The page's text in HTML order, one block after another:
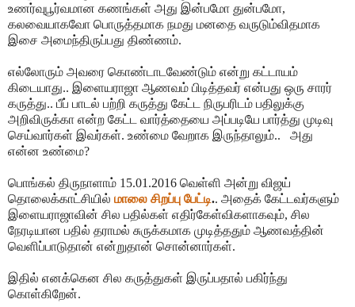
உணர்வுபூர்வமான கணங்கள் அது இன்பமோ துன்பமோ,
கலவையாகவோ பொருத்தமாக நமது மனதை வருடும்விதமாக
இசை அமைந்திருப்பது திண்ணம்.
எல்லோரும் அவரை கொண்டாடவேண்டும் என்று கட்டாயம்
கிடையாது.. இளையராஜா ஆணவம் பிடித்தவர் என்பது ஒரு சாரர்
கருத்து.. பீப் பாடல் பற்றி கருத்து கேட்ட நிருபரிடம் பதிலுக்கு
அறிவிருக்கா என்ற கேட்ட வார்த்தையை அப்படியே பார்த்து முடிவு
செய்வார்கள் இவர்கள். உண்மை வேறாக இருந்தாலும்.. அது
என்ன உண்மை?
பொங்கல் திருநாளாம் 15.01.2016 வெள்ளி அன்று விஜய்
தொலைக்காட்சியில் மாலை சிறப்பு பேட்டி.. அதைக் கேட்டவர்களும்
இளையராஜாவின் சில பதில்கள் எதிர்கேள்விகளாகவும், சில
நேரடியான பதில் தராமல் சுருக்கமாக முடித்ததும் ஆணவத்தின்
வெளிப்பாடுதான் என்றுதான் சொன்னார்கள்.
இதில் எனக்கென சில கருத்துகள் இருப்பதால் பகிர்ந்து
கொள்கிறேன்.